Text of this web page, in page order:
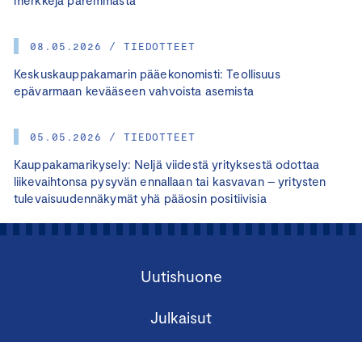
08.05.2026 / TIEDOTTEET
Keskuskauppakamarin pääekonomisti: Teollisuus
epävarmaan kevääseen vahvoista asemista
05.05.2026 / TIEDOTTEET
Kauppakamarikysely: Neljä viidestä yrityksestä odottaa
liikevaihtonsa pysyvän ennallaan tai kasvavan – yritysten
tulevaisuudennäkymät yhä pääosin positiivisia
Uutishuone
Julkaisut